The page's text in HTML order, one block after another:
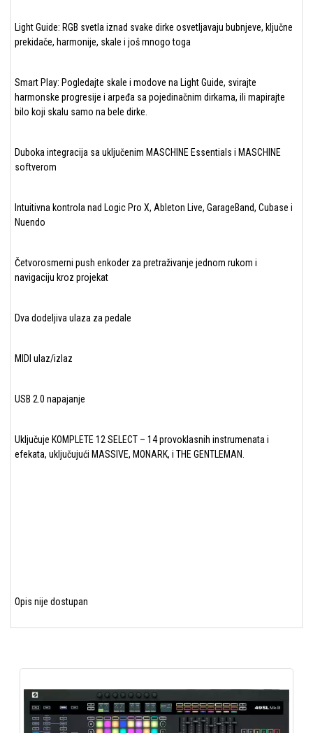
Light Guide: RGB svetla iznad svake dirke osvetljavaju bubnjeve, ključne
prekidače, harmonije, skale i još mnogo toga
Smart Play: Pogledajte skale i modove na Light Guide, svirajte
harmonske progresije i arpeđa sa pojedinačnim dirkama, ili mapirajte
bilo koji skalu samo na bele dirke.
Duboka integracija sa uključenim MASCHINE Essentials i MASCHINE
softverom
Intuitivna kontrola nad Logic Pro X, Ableton Live, GarageBand, Cubase i
Nuendo
Četvorosmerni push enkoder za pretraživanje jednom rukom i
navigaciju kroz projekat
Dva dodeljiva ulaza za pedale
MIDI ulaz/izlaz
USB 2.0 napajanje
Uključuje KOMPLETE 12 SELECT – 14 provoklasnih instrumenata i
efekata, uključujući MASSIVE, MONARK, i THE GENTLEMAN.
Opis nije dostupan